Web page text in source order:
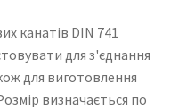
канатів DIN 741
для з'єднання
для виготовлення
визначається по